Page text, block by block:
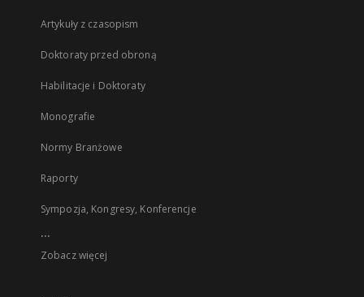
Artykuły z czasopism
Doktoraty przed obroną
Habilitacje i Doktoraty
Monografie
Normy Branżowe
Raporty
Sympozja, Kongresy, Konferencje
...
Zobacz więcej